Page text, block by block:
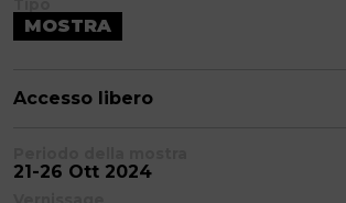
MOSTRA
Accesso libero
21-26 Ott 2024